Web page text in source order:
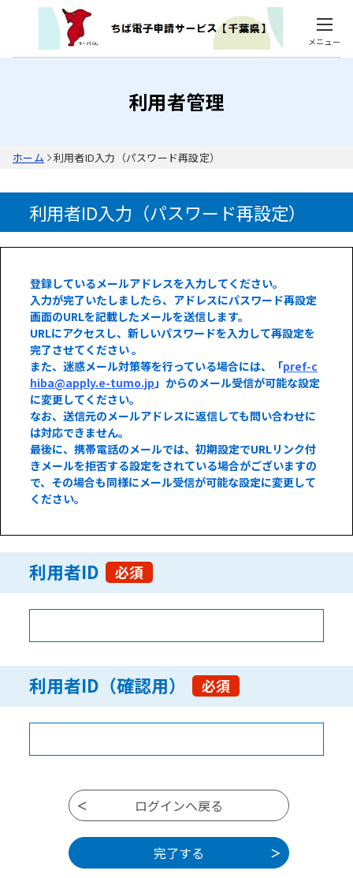
メニュー
利用者管理
ホーム 利用者ID入力（パスワード再設定）
利用者ID入力（パスワード再設定）
登録しているメールアドレスを入力してください。
入力が完了いたしましたら、アドレスにパスワード再設定
画面のURLを記載したメールを送信します。
URLにアクセスし、新しいパスワードを入力して再設定を
完了させてください 。
また、迷惑メール対策等を行っている場合には、「pref-c
hiba@apply.e-tumo.jp」からのメール受信が可能な設定
に変更してください。
なお、送信元のメールアドレスに返信しても問い合わせに
は対応できません。
最後に、携帯電話のメールでは、初期設定でURLリンク付
きメールを拒否する設定をされている場合がございますの
で、その場合も同様にメール受信が可能な設定に変更して
ください。
利用者ID 必須
利用者ID（確認用） 必須